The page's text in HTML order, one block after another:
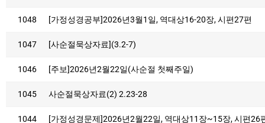
1048 [가정성경공부]2026년3월1일, 역대상16-20장, 시편27편
1047 [사순절묵상자료](3.2-7)
1046 [주보]2026년2월22일(사순절 첫째주일)
1045 사순절묵상자료(2) 2.23-28
1044 [가정성경문제]2026년2월22일, 역대상11장~15장, 시편26